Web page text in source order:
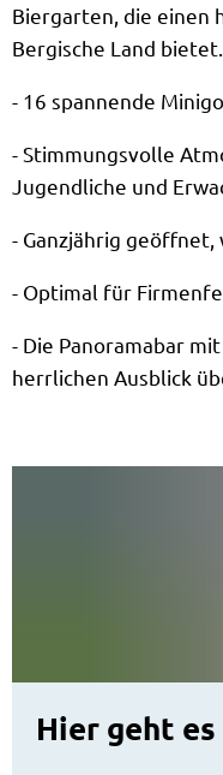
Biergarten, die einen
Bergische Land bietet.
- 16 spannende
- Stimmungsvolle
Jugendliche und
- Ganzjährig
- Optimal für
- Die Panoramabar
herrlichen Ausblick
Hier geht